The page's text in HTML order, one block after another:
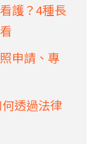
護？4種長
申請、專
透過法律